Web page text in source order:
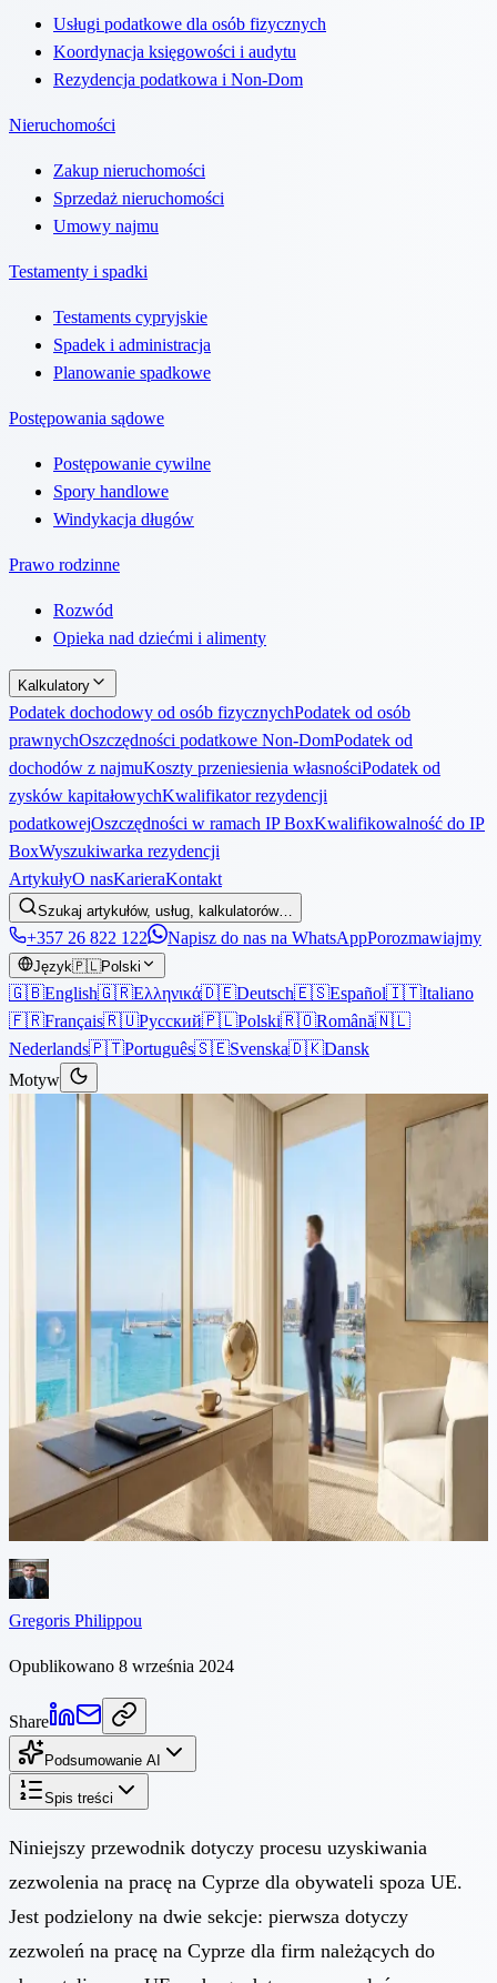
Usługi podatkowe dla osób fizycznych
Koordynacja księgowości i audytu
Rezydencja podatkowa i Non-Dom
Nieruchomości
Zakup nieruchomości
Sprzedaż nieruchomości
Umowy najmu
Testamenty i spadki
Testaments cypryjskie
Spadek i administracja
Planowanie spadkowe
Postępowania sądowe
Postępowanie cywilne
Spory handlowe
Windykacja długów
Prawo rodzinne
Rozwód
Opieka nad dziećmi i alimenty
Kalkulatory
Podatek dochodowy od osób fizycznychPodatek od osób
prawnychOszczędności podatkowe Non-DomPodatek od
dochodów z najmuKoszty przeniesienia własnościPodatek od
zysków kapitałowychKwalifikator rezydencji
podatkowejOszczędności w ramach IP BoxKwalifikowalność do IP
BoxWyszukiwarka rezydencji
ArtykułyO nasKarieraKontakt
Szukaj artykułów, usług, kalkulatorów…
+357 26 822 122 Napisz do nas na WhatsAppPorozmawiajmy
Język🇵🇱Polski
🇬🇧English🇬🇷Ελληνικά🇩🇪Deutsch🇪🇸Español🇮🇹Italiano
🇫🇷Français🇷🇺Русский🇵🇱Polski🇷🇴Română🇳🇱
Nederlands🇵🇹Português🇸🇪Svenska🇩🇰Dansk
Motyw
Imigracja
Wiza pracownicza i pozwolenia
na pracę na Cyprze dla
obywateli spoza UE:
Kompletny przewodnik
Ten przewodnik dotyczy procesu uzyskiwania pozwolenia na pracę
na Cyprze dla obywateli spoza UE. Jest podzielony na dwie części:
pierwsza dotyczy pozwoleń na pracę na Cyprze dla firm należących
do obywateli spoza UE...
Gregoris Philippou
Opublikowano 8 września 2024
Share
Podsumowanie AI
Spis treści
Niniejszy przewodnik dotyczy procesu uzyskiwania
zezwolenia na pracę na Cyprze dla obywateli spoza UE.
Jest podzielony na dwie sekcje: pierwsza dotyczy
zezwoleń na pracę na Cyprze dla firm należących do